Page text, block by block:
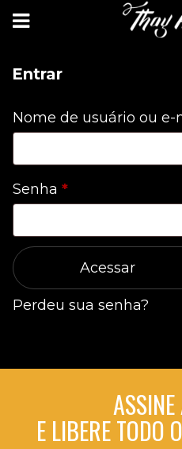
Entrar
Nome de usuário ou e-
Senha *Obrigatório
Acessar
Perdeu sua senha?
E LIBERE TODO